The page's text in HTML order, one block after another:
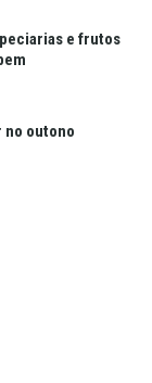
e frutos
no outono